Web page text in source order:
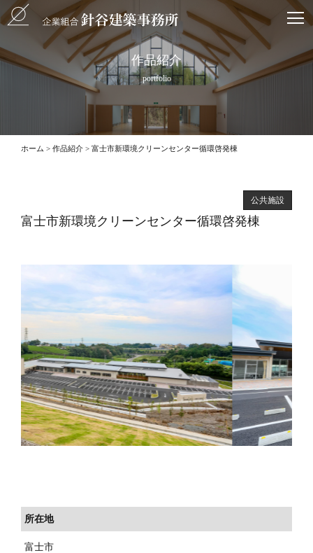
作品紹介
portfolio
ホーム 作品紹介 富士市新環境クリーンセンター循環啓発棟
公共施設
富士市新環境クリーンセンター循環啓発棟
所在地
富士市